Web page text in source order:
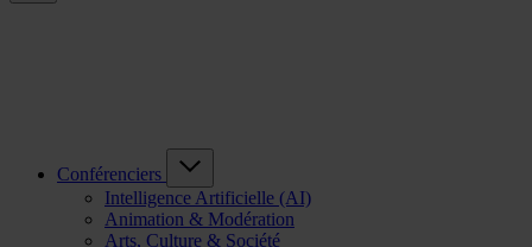
Conférenciers
Intelligence Artificielle (AI)
Animation & Modération
Arts, Culture & Société